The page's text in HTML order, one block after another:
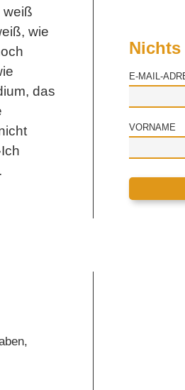
weiß
wie
das
Nichts
E-MAIL-
VORNAME